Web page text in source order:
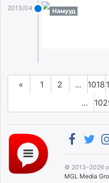
2013/04/30 Намууд
« 1 2 ... 1018
...
© 2013-2026
MGL Media